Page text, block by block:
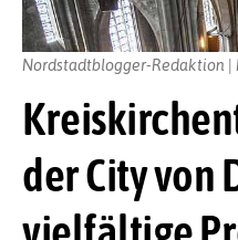
der City von
Nordstadtblogger-Redaktion